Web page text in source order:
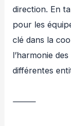
direction. En
pour les
clé dans la
l’harmonie
différentes
⸻